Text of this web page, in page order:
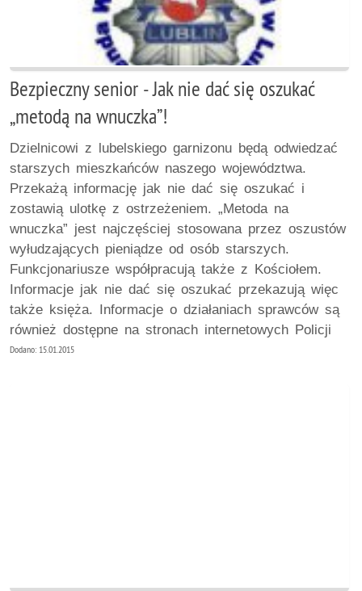
Bezpieczny senior - Jak nie dać się oszukać
„metodą na wnuczka”!
Dzielnicowi z lubelskiego garnizonu będą odwiedzać
starszych mieszkańców naszego województwa.
Przekażą informację jak nie dać się oszukać i
zostawią ulotkę z ostrzeżeniem. „Metoda na
wnuczka” jest najczęściej stosowana przez oszustów
wyłudzających pieniądze od osób starszych.
Funkcjonariusze współpracują także z Kościołem.
Informacje jak nie dać się oszukać przekazują więc
także księża. Informacje o działaniach sprawców są
również dostępne na stronach internetowych Policji
Dodano: 15.01.2015